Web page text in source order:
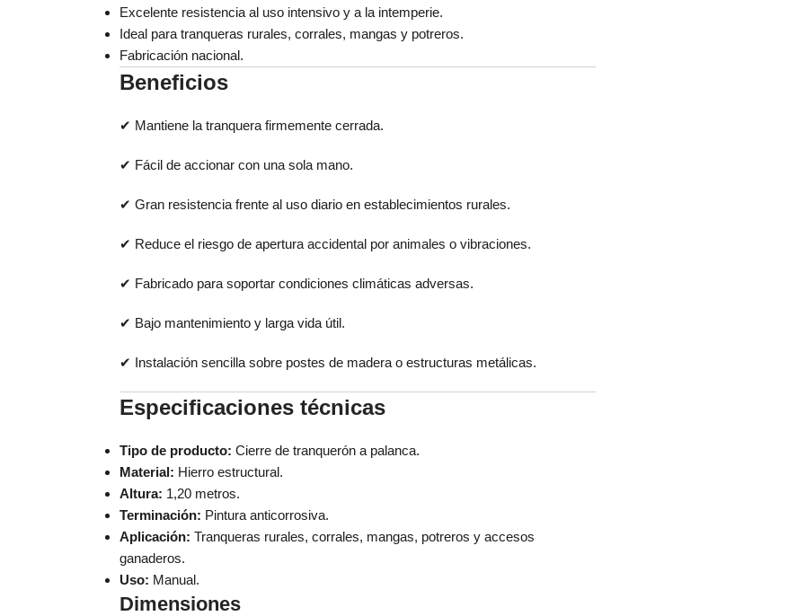
Excelente resistencia al uso intensivo y a la intemperie.
Ideal para tranqueras rurales, corrales, mangas y potreros.
Fabricación nacional.
Beneficios
✔ Mantiene la tranquera firmemente cerrada.
✔ Fácil de accionar con una sola mano.
✔ Gran resistencia frente al uso diario en establecimientos rurales.
✔ Reduce el riesgo de apertura accidental por animales o vibraciones.
✔ Fabricado para soportar condiciones climáticas adversas.
✔ Bajo mantenimiento y larga vida útil.
✔ Instalación sencilla sobre postes de madera o estructuras metálicas.
Especificaciones técnicas
Tipo de producto: Cierre de tranquerón a palanca.
Material: Hierro estructural.
Altura: 1,20 metros.
Terminación: Pintura anticorrosiva.
Aplicación: Tranqueras rurales, corrales, mangas, potreros y accesos
ganaderos.
Uso: Manual.
Dimensiones